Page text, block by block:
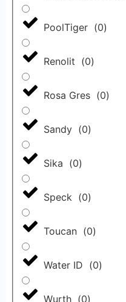
PoolTiger (0)
Renolit (0)
Rosa Gres (0)
Sandy (0)
Sika (0)
Speck (0)
Toucan (0)
Water ID (0)
Wurth (0)